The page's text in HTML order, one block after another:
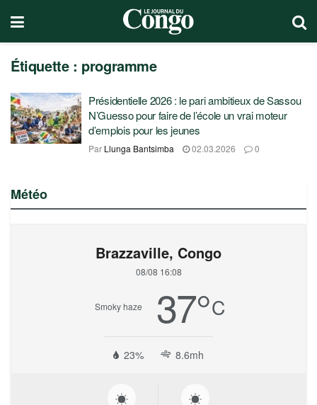
Étiquette : programme
Présidentielle 2026 : le pari ambitieux de Sassou
N’Guesso pour faire de l’école un vrai moteur
d’emplois pour les jeunes
Par Llunga Bantsimba 02.03.2026 0
Météo
Brazzaville, Congo
08/08 16:08
Smoky haze 37°C
23% 8.6mh